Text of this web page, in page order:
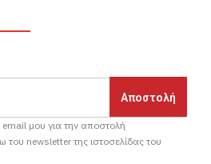
μου για την αποστολή
newsletter της ιστοσελίδας του